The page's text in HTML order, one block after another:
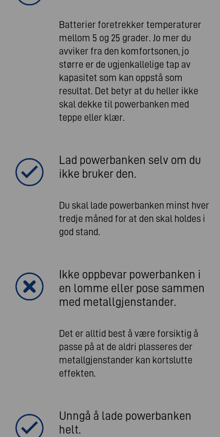
Batterier foretrekker temperaturer
mellom 5 og 25 grader. Jo mer du
avviker fra den komfortsonen, jo
større er de ugjenkallelige tap av
kapasitet som kan oppstå som
resultat. Det betyr at du heller ikke
skal dekke til powerbanken med
teppe eller klær.
Lad powerbanken selv om du
ikke bruker den.
Du skal lade powerbanken minst hver
tredje måned for at den skal holdes i
god stand.
Ikke oppbevar powerbanken i
en lomme eller pose sammen
med metallgjenstander.
Det er alltid best å være forsiktig å
passe på at de aldri plasseres der
metallgjenstander kan kortslutte
effekten.
Unngå å lade powerbanken
helt.